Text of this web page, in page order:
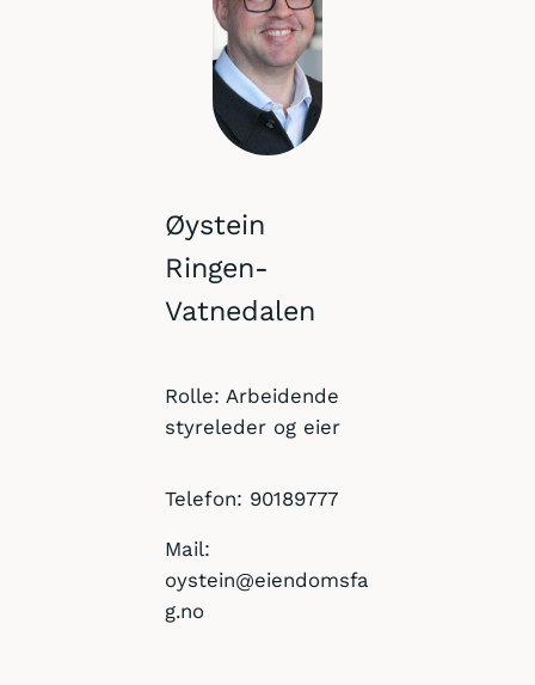
Øystein
Ringen-
Vatnedalen
Rolle: Arbeidende
styreleder og eier
Telefon: 90189777
Mail:
oystein@eiendomsfa
g.no